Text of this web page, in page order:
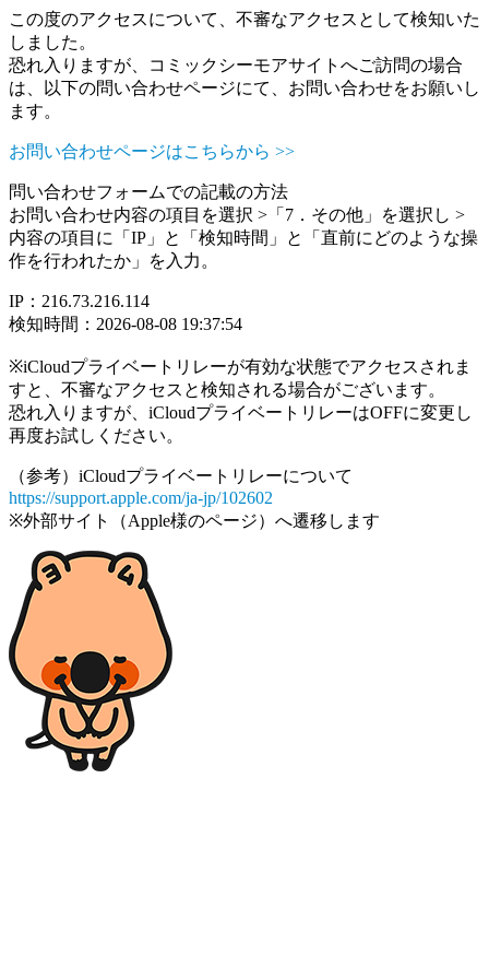
この度のアクセスについて、不審なアクセスとして検知いた
しました。
恐れ入りますが、コミックシーモアサイトへご訪問の場合
は、以下の問い合わせページにて、お問い合わせをお願いし
ます。
お問い合わせページはこちらから >>
問い合わせフォームでの記載の方法
お問い合わせ内容の項目を選択 >「7．その他」を選択し >
内容の項目に「IP」と「検知時間」と「直前にどのような操
作を行われたか」を入力。
IP：216.73.216.114
検知時間：2026-08-08 19:37:54
※iCloudプライベートリレーが有効な状態でアクセスされま
すと、不審なアクセスと検知される場合がございます。
恐れ入りますが、iCloudプライベートリレーはOFFに変更し
再度お試しください。
（参考）iCloudプライベートリレーについて
https://support.apple.com/ja-jp/102602
※外部サイト（Apple様のページ）へ遷移します